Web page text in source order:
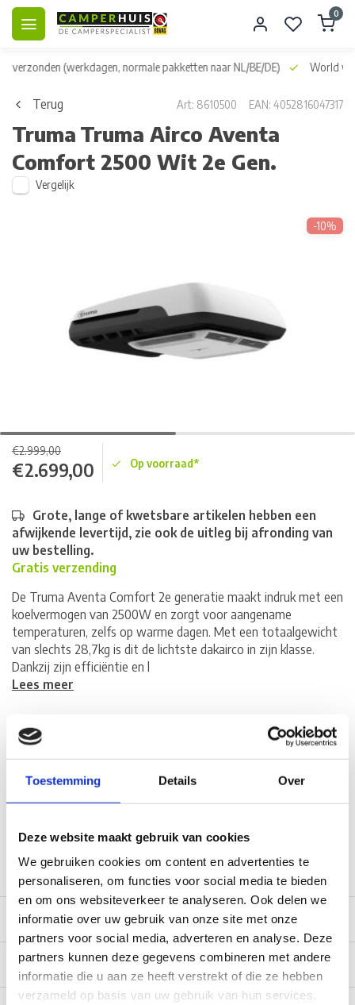
Toestemming Details Over
Deze website maakt gebruik van cookies
We gebruiken cookies om content en advertenties te
personaliseren, om functies voor social media te bieden
en om ons websiteverkeer te analyseren. Ook delen we
informatie over uw gebruik van onze site met onze
partners voor social media, adverteren en analyse. Deze
partners kunnen deze gegevens combineren met andere
informatie die u aan ze heeft verstrekt of die ze hebben
verzameld op basis van uw gebruik van hun services.
0
verzonden (werkdagen, normale pakketten naar NL/BE/DE) World
Terug Art: 8610500 EAN: 4052816047317
Truma Truma Airco Aventa
Comfort 2500 Wit 2e Gen.
Vergelijk
-10%
€2.999,00
€2.699,00 Op voorraad*
Grote, lange of kwetsbare artikelen hebben een
afwijkende levertijd, zie ook de uitleg bij afronding van
uw bestelling.
Gratis verzending
De Truma Aventa Comfort 2e generatie maakt indruk met een
koelvermogen van 2500W en zorgt voor aangename
temperaturen, zelfs op warme dagen. Met een totaalgewicht
van slechts 28,7kg is dit de lichtste dakairco in zijn klasse.
Dankzij zijn efficiëntie en l
Lees meer
Voor 12:00 besteld, doorgaans dezelfde dag verzonden
(werkdagen, normale pakketten naar NL/BE/DE)
World wide shipping (normal size and weight packages)
Gratis verzending vanaf € 100,- naar NL en BE
*Zeer grote magazijnvoorraad direct beschikbaar voor
winkel, mail ons voor de beschikbaarheid in de winkel:
service@camperhuis.nl
Beschrijving
Specificaties